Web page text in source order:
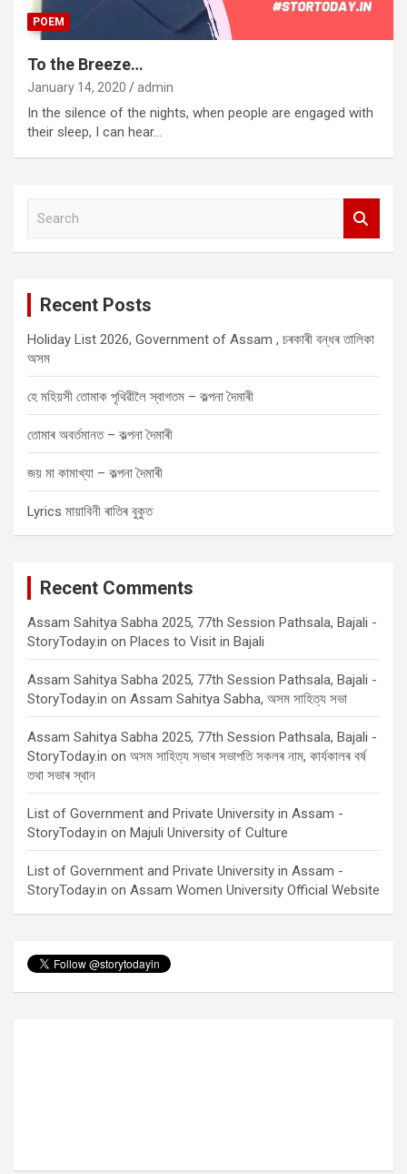
POEM
To the Breeze…
January 14, 2020 admin
In the silence of the nights, when people are engaged with
their sleep, I can hear…
Recent Posts
Holiday List 2026, Government of Assam , চৰকাৰী বন্ধৰ তালিকা
অসম
হে মহিয়সী তোমাক পৃথিৱীলৈ স্বাগতম – কল্পনা দৈমাৰী
তোমাৰ অবৰ্তমানত – কল্পনা দৈমাৰী
জয় মা কামাখ্যা – কল্পনা দৈমাৰী
Lyrics মায়াবিনী ৰাতিৰ বুকুত
Recent Comments
Assam Sahitya Sabha 2025, 77th Session Pathsala, Bajali -
StoryToday.in on Places to Visit in Bajali
Assam Sahitya Sabha 2025, 77th Session Pathsala, Bajali -
StoryToday.in on Assam Sahitya Sabha, অসম সাহিত্য সভা
Assam Sahitya Sabha 2025, 77th Session Pathsala, Bajali -
StoryToday.in on অসম সাহিত্য সভাৰ সভাপতি সকলৰ নাম, কাৰ্যকালৰ বৰ্ষ
তথা সভাৰ স্থান
List of Government and Private University in Assam -
StoryToday.in on Majuli University of Culture
List of Government and Private University in Assam -
StoryToday.in on Assam Women University Official Website